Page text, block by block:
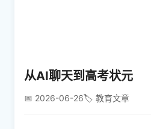
从AI聊天到高考状元
📅 2026-06-26🏷️ 教育文章